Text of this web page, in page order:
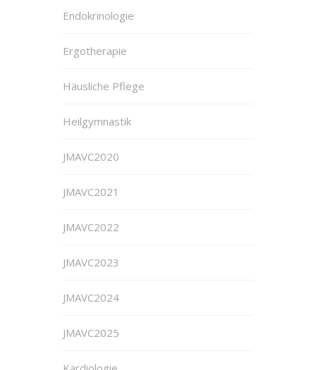
Endokrinologie
Ergotherapie
Häusliche Pflege
Heilgymnastik
JMAVC2020
JMAVC2021
JMAVC2022
JMAVC2023
JMAVC2024
JMAVC2025